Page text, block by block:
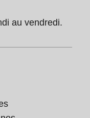
au vendredi.